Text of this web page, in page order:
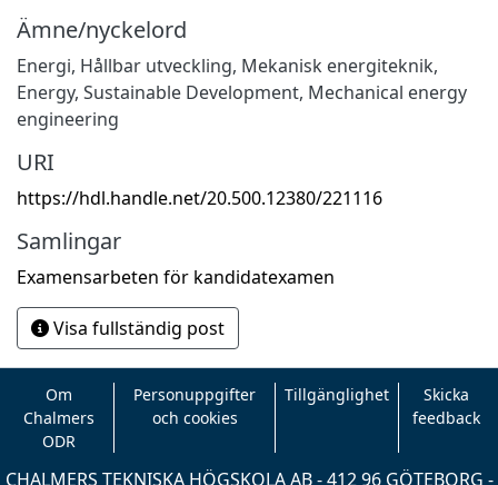
Ämne/nyckelord
Energi, Hållbar utveckling, Mekanisk energiteknik,
Energy, Sustainable Development, Mechanical energy
engineering
URI
https://hdl.handle.net/20.500.12380/221116
Samlingar
Examensarbeten för kandidatexamen
Visa fullständig post
Om
Chalmers
ODR
Personuppgifter
och cookies
Tillgänglighet
Skicka
feedback
CHALMERS TEKNISKA HÖGSKOLA AB - 412 96 GÖTEBORG -